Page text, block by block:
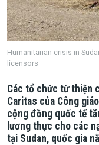
Humanitarian crisis in
licensors
Các tổ chức từ thiện
Caritas của Công
cộng đồng quốc tế
lương thực cho các
tại Sudan, quốc gia